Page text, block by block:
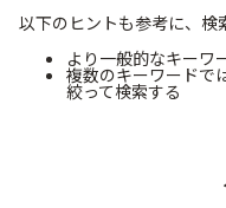
メイク落とし
以下のヒントも参考に、検
より一般的なキーワ
複数のキーワードで
絞って検索する